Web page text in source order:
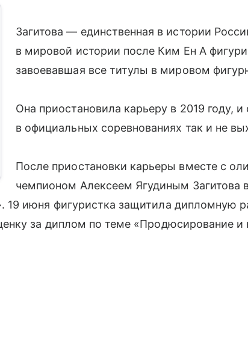
Загитова — единственная в истории
в мировой истории после Ким Ен А
завоевавшая все титулы в мировом
Она приостановила карьеру в 2019 году, и
в официальных соревнованиях так и не
После приостановки карьеры вместе с
чемпионом Алексеем Ягудиным Загитова
19 июня фигуристка защитила дипломную
за диплом по теме «Продюсирование и